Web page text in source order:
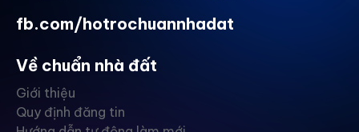
fb.com/hotrochuannhadat
Về chuẩn nhà đất
Giới thiệu
Quy định đăng tin